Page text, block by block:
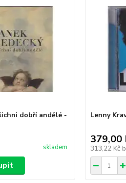
dobří andělé -
skladem
Lenny
379,00
313,22 Kč